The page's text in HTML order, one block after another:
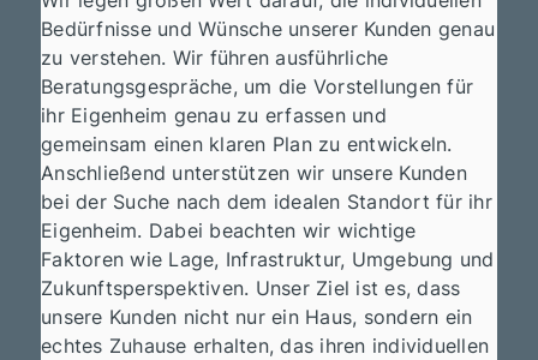
Bedürfnisse und Wünsche unserer Kunden genau
zu verstehen. Wir führen ausführliche
Beratungsgespräche, um die Vorstellungen für
ihr Eigenheim genau zu erfassen und
gemeinsam einen klaren Plan zu entwickeln.
Anschließend unterstützen wir unsere Kunden
bei der Suche nach dem idealen Standort für ihr
Eigenheim. Dabei beachten wir wichtige
Faktoren wie Lage, Infrastruktur, Umgebung und
Zukunftsperspektiven. Unser Ziel ist es, dass
unsere Kunden nicht nur ein Haus, sondern ein
echtes Zuhause erhalten, das ihren individuellen